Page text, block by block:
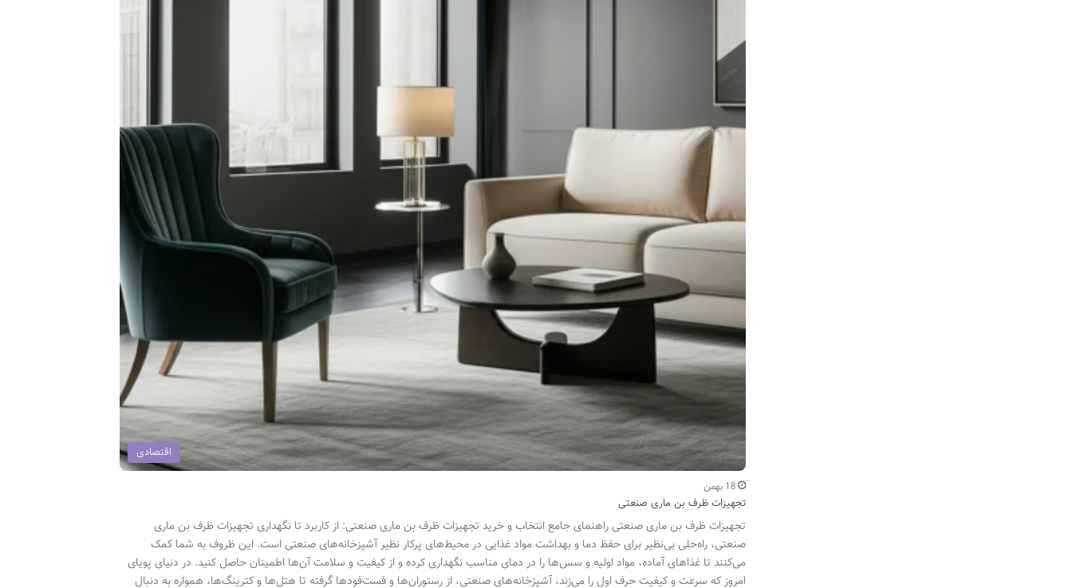
اقتصادی
18 بهمن
تجهیزات ظرف بن ماری صنعتی
تجهیزات ظرف بن ماری صنعتی راهنمای جامع انتخاب و خرید تجهیزات ظرف بن ماری صنعتی: از کاربرد تا نگهداری تجهیزات ظرف بن ماری
صنعتی، راه‌حلی بی‌نظیر برای حفظ دما و بهداشت مواد غذایی در محیط‌های پرکار نظیر آشپزخانه‌های صنعتی است. این ظروف به شما کمک
می‌کنند تا غذاهای آماده، مواد اولیه و سس‌ها را در دمای مناسب نگهداری کرده و از کیفیت و سلامت آن‌ها اطمینان حاصل کنید. در دنیای پویای
امروز که سرعت و کیفیت حرف اول را می‌زند، آشپزخانه‌های صنعتی، از رستوران‌ها و فست‌فودها گرفته تا هتل‌ها و کترینگ‌ها، همواره به دنبال